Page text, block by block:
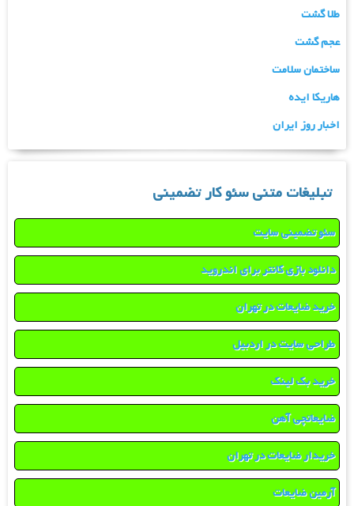
طلا گشت
عجم گشت
ساختمان سلامت
هاریکا ایده
اخبار روز ایران
تبلیغات متنی سئو کار تضمینی
سئو تضمینی سایت
دانلود بازی کانتر برای اندروید
خرید ضایعات در تهران
طراحی سایت در اردبیل
خرید بک لینک
ضایعاتچی آهن
خریدار ضایعات در تهران
آرمین ضایعات